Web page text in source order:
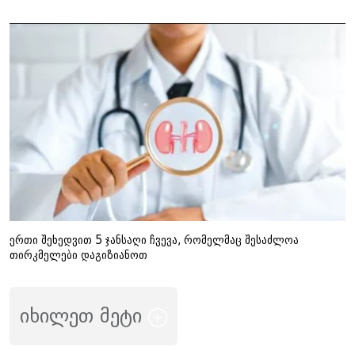
ერთი შეხედვით 5 ჯანსაღი ჩვევა, რომელმაც შესაძლოა
თირკმელები დაგიზიანოთ
იხილეთ მეტი